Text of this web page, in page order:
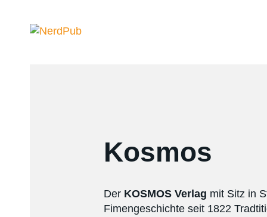
Kosmos
Der KOSMOS Verlag mit Sitz in
Fimengeschichte seit 1822